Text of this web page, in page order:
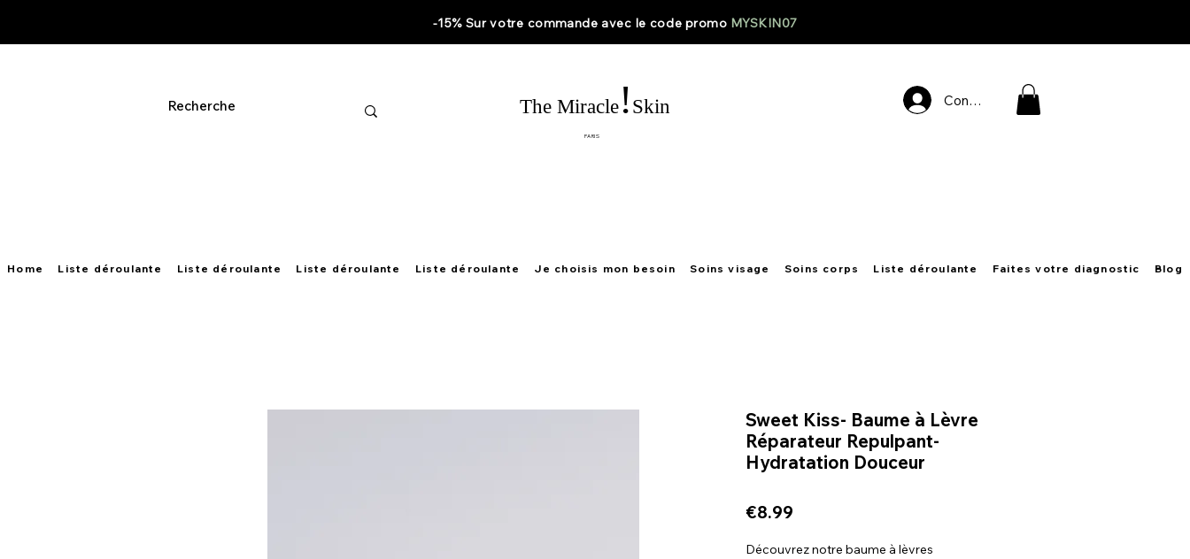
-15% Sur votre commande avec le code promo MYSKIN07
The Miracle ! Skin
PARIS
Connexion
Home Liste déroulante Liste déroulante Liste déroulante Liste déroulante Je choisis mon besoin Soins visage Soins corps Liste déroulante Faites votre diagnostic Blog
Sweet Kiss- Baume à Lèvre
Réparateur Repulpant-
Hydratation Douceur
€8.99
Découvrez notre baume à lèvres